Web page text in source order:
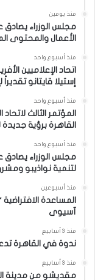
منذ يومين
مجلس الوزراء يصادق
الأعمال والمحتوى
منذ أسبوع واحد
اتحاد الإعلاميين
إستيلا قايتانو
منذ أسبوع واحد
المؤتمر الثالث
القاهرة برؤية
منذ أسبوع واحد
مجلس الوزراء
لتنمية نواذيبو
منذ أسبوعين
المساعدة
آسيوى
منذ 3 أسابيع
ندوة في القاهرة
منذ 3 أسابيع
مقديشو من مدينة